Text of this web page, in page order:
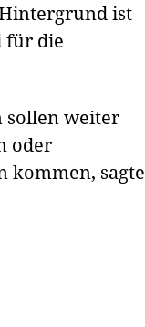
ist
für die
sollen weiter
oder
kommen, sagte